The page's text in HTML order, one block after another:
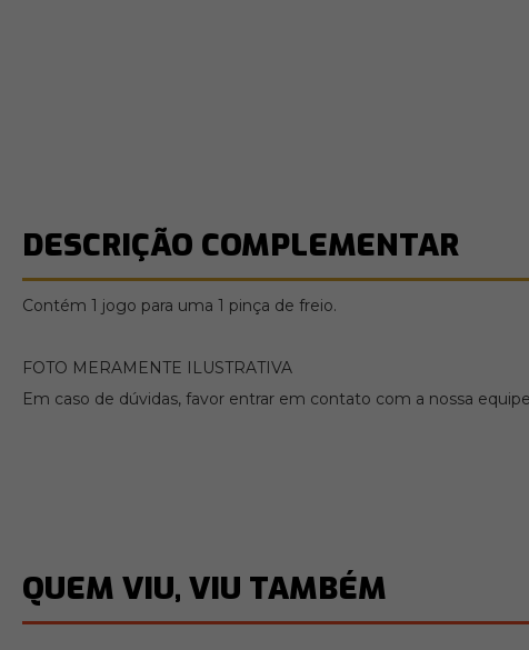
DESCRIÇÃO COMPLEMENTAR
Contém 1 jogo para uma 1 pinça de freio.
FOTO MERAMENTE ILUSTRATIVA
Em caso de dúvidas, favor entrar em contato com a nossa
QUEM VIU, VIU TAMBÉM